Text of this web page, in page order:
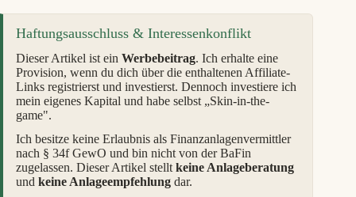
Haftungsausschluss & Interessenkonflikt
Dieser Artikel ist ein Werbebeitrag. Ich erhalte eine
Provision, wenn du dich über die enthaltenen Affiliate-
Links registrierst und investierst. Dennoch investiere ich
mein eigenes Kapital und habe selbst „Skin-in-the-
game".
Ich besitze keine Erlaubnis als Finanzanlagenvermittler
nach § 34f GewO und bin nicht von der BaFin
zugelassen. Dieser Artikel stellt keine Anlageberatung
und keine Anlageempfehlung dar.